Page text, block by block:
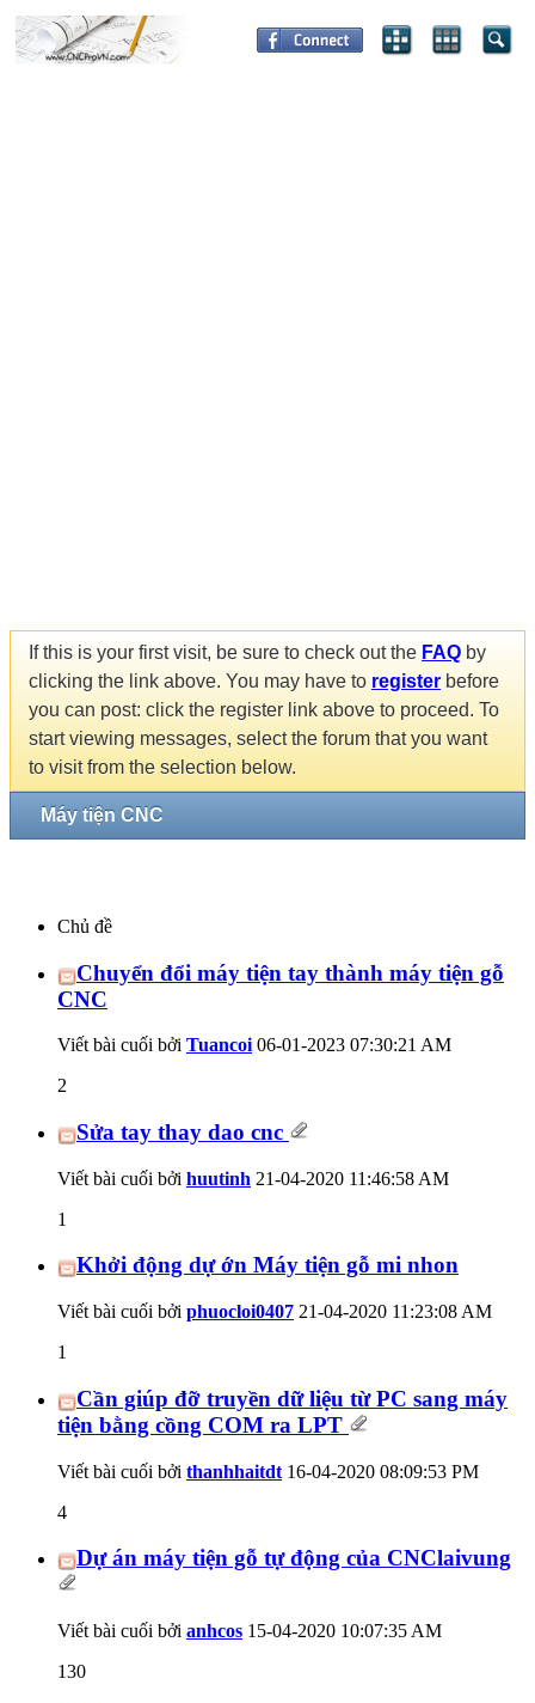
If this is your first visit, be sure to check out the FAQ by
clicking the link above. You may have to register before
you can post: click the register link above to proceed. To
start viewing messages, select the forum that you want
to visit from the selection below.
Máy tiện CNC
Chủ đề
Chuyển đổi máy tiện tay thành máy tiện gỗ
CNC
Viết bài cuối bởi Tuancoi 06-01-2023 07:30:21 AM
2
Sửa tay thay dao cnc
Viết bài cuối bởi huutinh 21-04-2020 11:46:58 AM
1
Khởi động dự ớn Máy tiện gỗ mi nhon
Viết bài cuối bởi phuocloi0407 21-04-2020 11:23:08 AM
1
Cần giúp đỡ truyền dữ liệu từ PC sang máy
tiện bằng cồng COM ra LPT
Viết bài cuối bởi thanhhaitdt 16-04-2020 08:09:53 PM
4
Dự án máy tiện gỗ tự động của CNClaivung
Viết bài cuối bởi anhcos 15-04-2020 10:07:35 AM
130